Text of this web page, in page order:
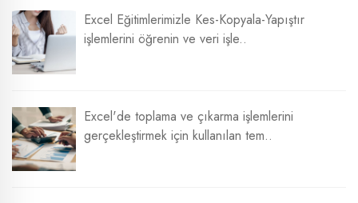
Excel Eğitimlerimizle Kes-Kopyala-Yapıştır
işlemlerini öğrenin ve veri işle..
Excel'de toplama ve çıkarma işlemlerini
gerçekleştirmek için kullanılan tem..